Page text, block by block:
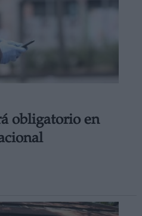
obligatorio en